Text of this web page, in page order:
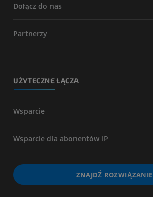
Dołącz do nas
Partnerzy
UŻYTECZNE ŁĄCZA
Wsparcie
Wsparcie dla abonentów IP
ZNAJDŹ ROZWIĄZANIE